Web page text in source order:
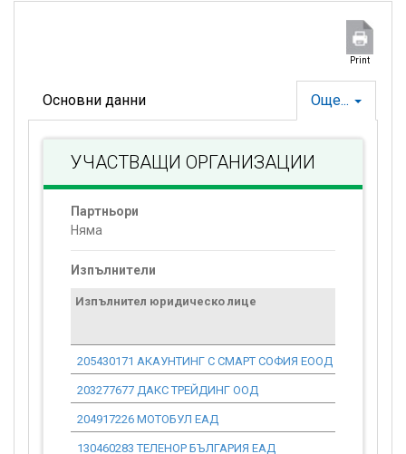
Print
Още...
Основни данни
УЧАСТВАЩИ ОРГАНИЗАЦИИ
Партньори
Няма
Изпълнители
Изпълнител юридическо лице
205430171 АКАУНТИНГ С СМАРТ СОФИЯ ЕООД
203277677 ДАКС ТРЕЙДИНГ ООД
204917226 МОТОБУЛ ЕАД
130460283 ТЕЛЕНОР БЪЛГАРИЯ ЕАД